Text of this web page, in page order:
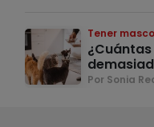
Tener
Por Sonia